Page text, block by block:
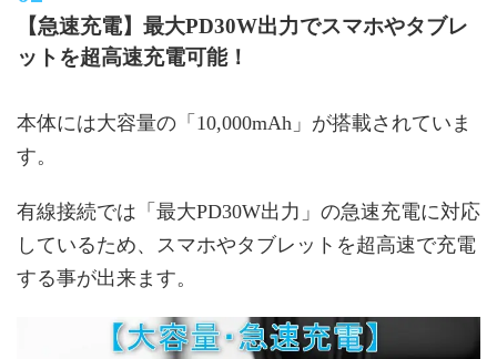
【急速充電】最大PD30W出力でスマホやタブレ
ットを超高速充電可能！
本体には大容量の「10,000mAh」が搭載されていま
す。
有線接続では「最大PD30W出力」の急速充電に対応
しているため、スマホやタブレットを超高速で充電
する事が出来ます。